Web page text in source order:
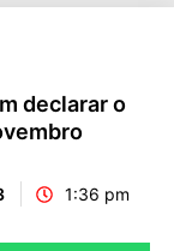
declarar o
1:36 pm